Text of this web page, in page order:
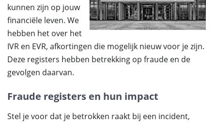
kunnen zijn op jouw
financiële leven. We
hebben het over het
IVR en EVR, afkortingen die mogelijk nieuw voor je zijn.
Deze registers hebben betrekking op fraude en de
gevolgen daarvan.
Fraude registers en hun impact
Stel je voor dat je betrokken raakt bij een incident,